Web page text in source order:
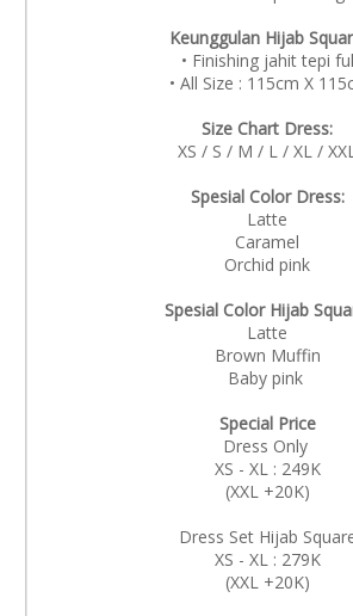
Keunggulan Hijab
• Finishing jahit tepi
• All Size : 115cm X
Size Chart Dress:
XS / S / M / L / XL /
Spesial Color Dress:
Latte
Caramel
Orchid pink
Spesial Color Hijab
Latte
Brown Muffin
Baby pink
Special Price
Dress Only
XS - XL : 249K
(XXL +20K)
Dress Set Hijab
XS - XL : 279K
(XXL +20K)